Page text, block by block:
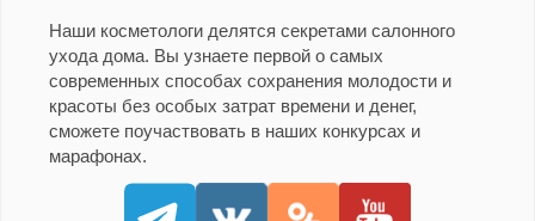
Наши косметологи делятся секретами салонного
ухода дома. Вы узнаете первой о самых
современных способах сохранения молодости и
красоты без особых затрат времени и денег,
сможете поучаствовать в наших конкурсах и
марафонах.